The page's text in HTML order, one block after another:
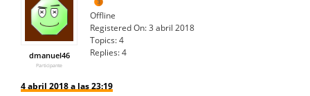
dmanuel46
Participante
Offline
Registered On:3 abril 2018
Topics:4
Replies:4
4 abril 2018 a las 23:19